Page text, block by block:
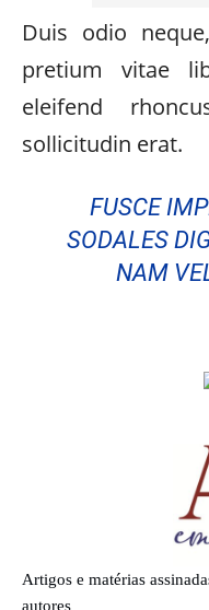
Duis odio
pretium vitae
eleifend
sollicitudin erat.
FUSCE
SODALES
NAM
Artigos e matérias
autores